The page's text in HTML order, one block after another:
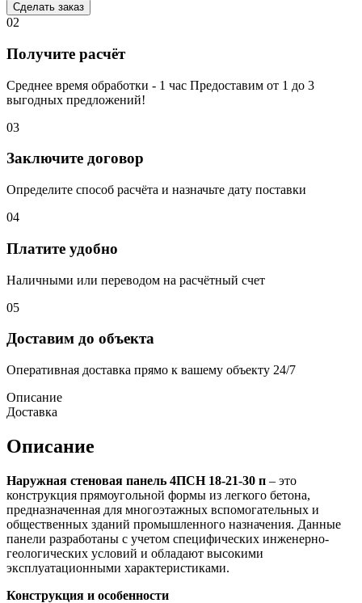
Сделать заказ
02
Получите расчёт
Среднее время обработки - 1 час Предоставим от 1 до 3
выгодных предложений!
03
Заключите договор
Определите способ расчёта и назначьте дату поставки
04
Платите удобно
Наличными или переводом на расчётный счет
05
Доставим до объекта
Оперативная доставка прямо к вашему объекту 24/7
Описание
Доставка
Описание
Наружная стеновая панель 4ПСН 18-21-30 п – это
конструкция прямоугольной формы из легкого бетона,
предназначенная для многоэтажных вспомогательных и
общественных зданий промышленного назначения. Данные
панели разработаны с учетом специфических инженерно-
геологических условий и обладают высокими
эксплуатационными характеристиками.
Конструкция и особенности